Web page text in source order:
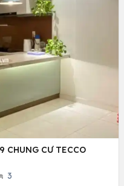
CHUNG CƯ TECCO
3